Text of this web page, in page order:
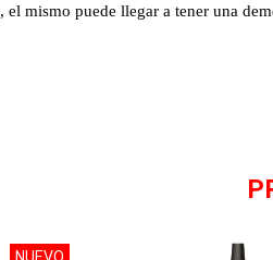
mismo puede llegar a tener una